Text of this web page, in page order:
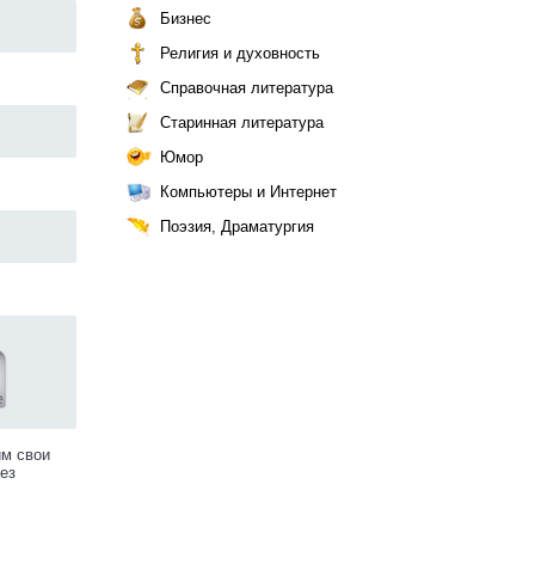
свои
Бизнес
Религия и духовность
Справочная литература
Старинная литература
Юмор
Компьютеры и Интернет
Поэзия, Драматургия